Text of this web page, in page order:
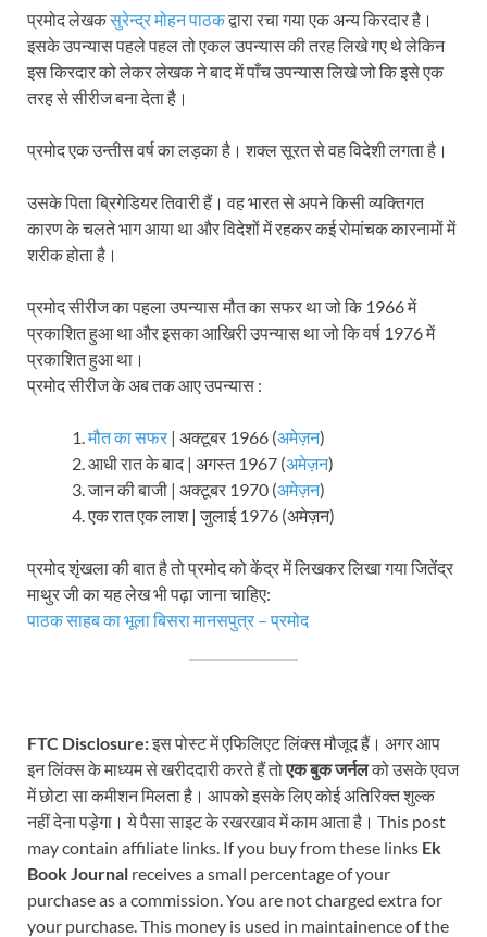
प्रमोद लेखकसुरेन्द्र मोहन पाठकद्वारा रचा गया एक अन्य किरदार है।
इसके उपन्यास पहले पहल तो एकल उपन्यास की तरह लिखे गए थे लेकिन
इस किरदार को लेकर लेखक ने बाद में पाँच उपन्यास लिखे जो कि इसे एक
तरह से सीरीज बना देता है।
प्रमोद एक उन्तीस वर्ष का लड़का है। शक्ल सूरत से वह विदेशी लगता है।
उसके पिता ब्रिगेडियर तिवारी हैं। वह भारत से अपने किसी व्यक्तिगत
कारण के चलते भाग आया था और विदेशों में रहकर कई रोमांचक कारनामों में
शरीक होता है।
प्रमोद सीरीज का पहला उपन्यास मौत का सफर था जो कि 1966 में
प्रकाशित हुआ था और इसका आखिरी उपन्यास था जो कि वर्ष 1976 में
प्रकाशित हुआ था।
प्रमोद सीरीज के अब तक आए उपन्यास :
मौत का सफर | अक्टूबर 1966 (अमेज़न)
आधी रात के बाद | अगस्त 1967 (अमेज़न)
जान की बाजी | अक्टूबर 1970 (अमेज़न)
एक रात एक लाश | जुलाई 1976 (अमेज़न)
प्रमोद शृंखला की बात है तो प्रमोद को केंद्र में लिखकर लिखा गया जितेंद्र
माथुर जी का यह लेख भी पढ़ा जाना चाहिए:
पाठक साहब का भूला बिसरा मानसपुत्र – प्रमोद
FTC Disclosure:इस पोस्ट में एफिलिएट लिंक्स मौजूद हैं। अगर आप
इन लिंक्स के माध्यम से खरीददारी करते हैं तोएक बुक जर्नलको उसके एवज
में छोटा सा कमीशन मिलता है। आपको इसके लिए कोई अतिरिक्त शुल्क
नहीं देना पड़ेगा। ये पैसा साइट के रखरखाव में काम आता है। This post
may contain affiliate links. If you buy from these links Ek
Book Journal receives a small percentage of your
purchase as a commission. You are not charged extra for
your purchase. This money is used in maintainence of the